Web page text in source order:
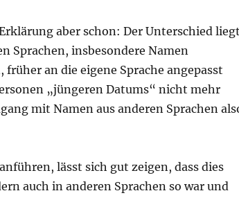
aber schon: Der Unterschied
Sprachen, insbesondere Namen
an die eigene Sprache angepasst
„jüngeren Datums“ nicht mehr
mit Namen aus anderen Sprachen
lässt sich gut zeigen, dass dies
auch in anderen Sprachen so war und